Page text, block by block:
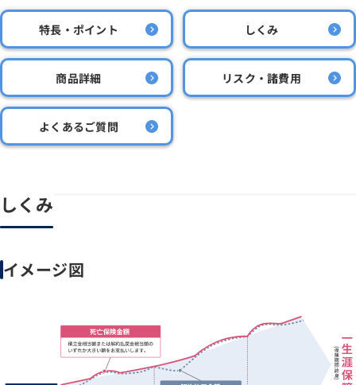
特長・ポイント しくみ
商品詳細 リスク・諸費用
よくあるご質問
しくみ
イメージ図